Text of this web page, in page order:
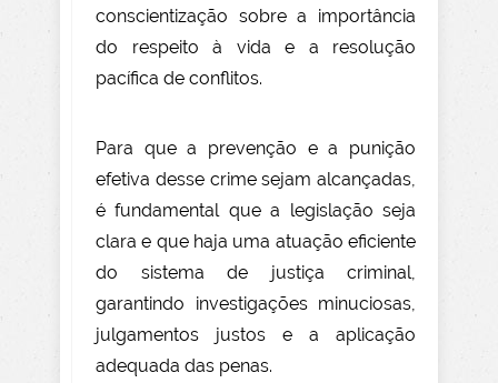
conscientização sobre a importância
do respeito à vida e a resolução
pacífica de conflitos.
Para que a prevenção e a punição
efetiva desse crime sejam alcançadas,
é fundamental que a legislação seja
clara e que haja uma atuação eficiente
do sistema de justiça criminal,
garantindo investigações minuciosas,
julgamentos justos e a aplicação
adequada das penas.